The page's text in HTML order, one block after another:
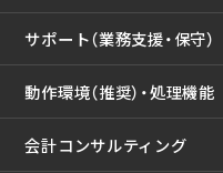
サポート（業務支援・保守）
動作環境（推奨）・処理機能
会計コンサルティング